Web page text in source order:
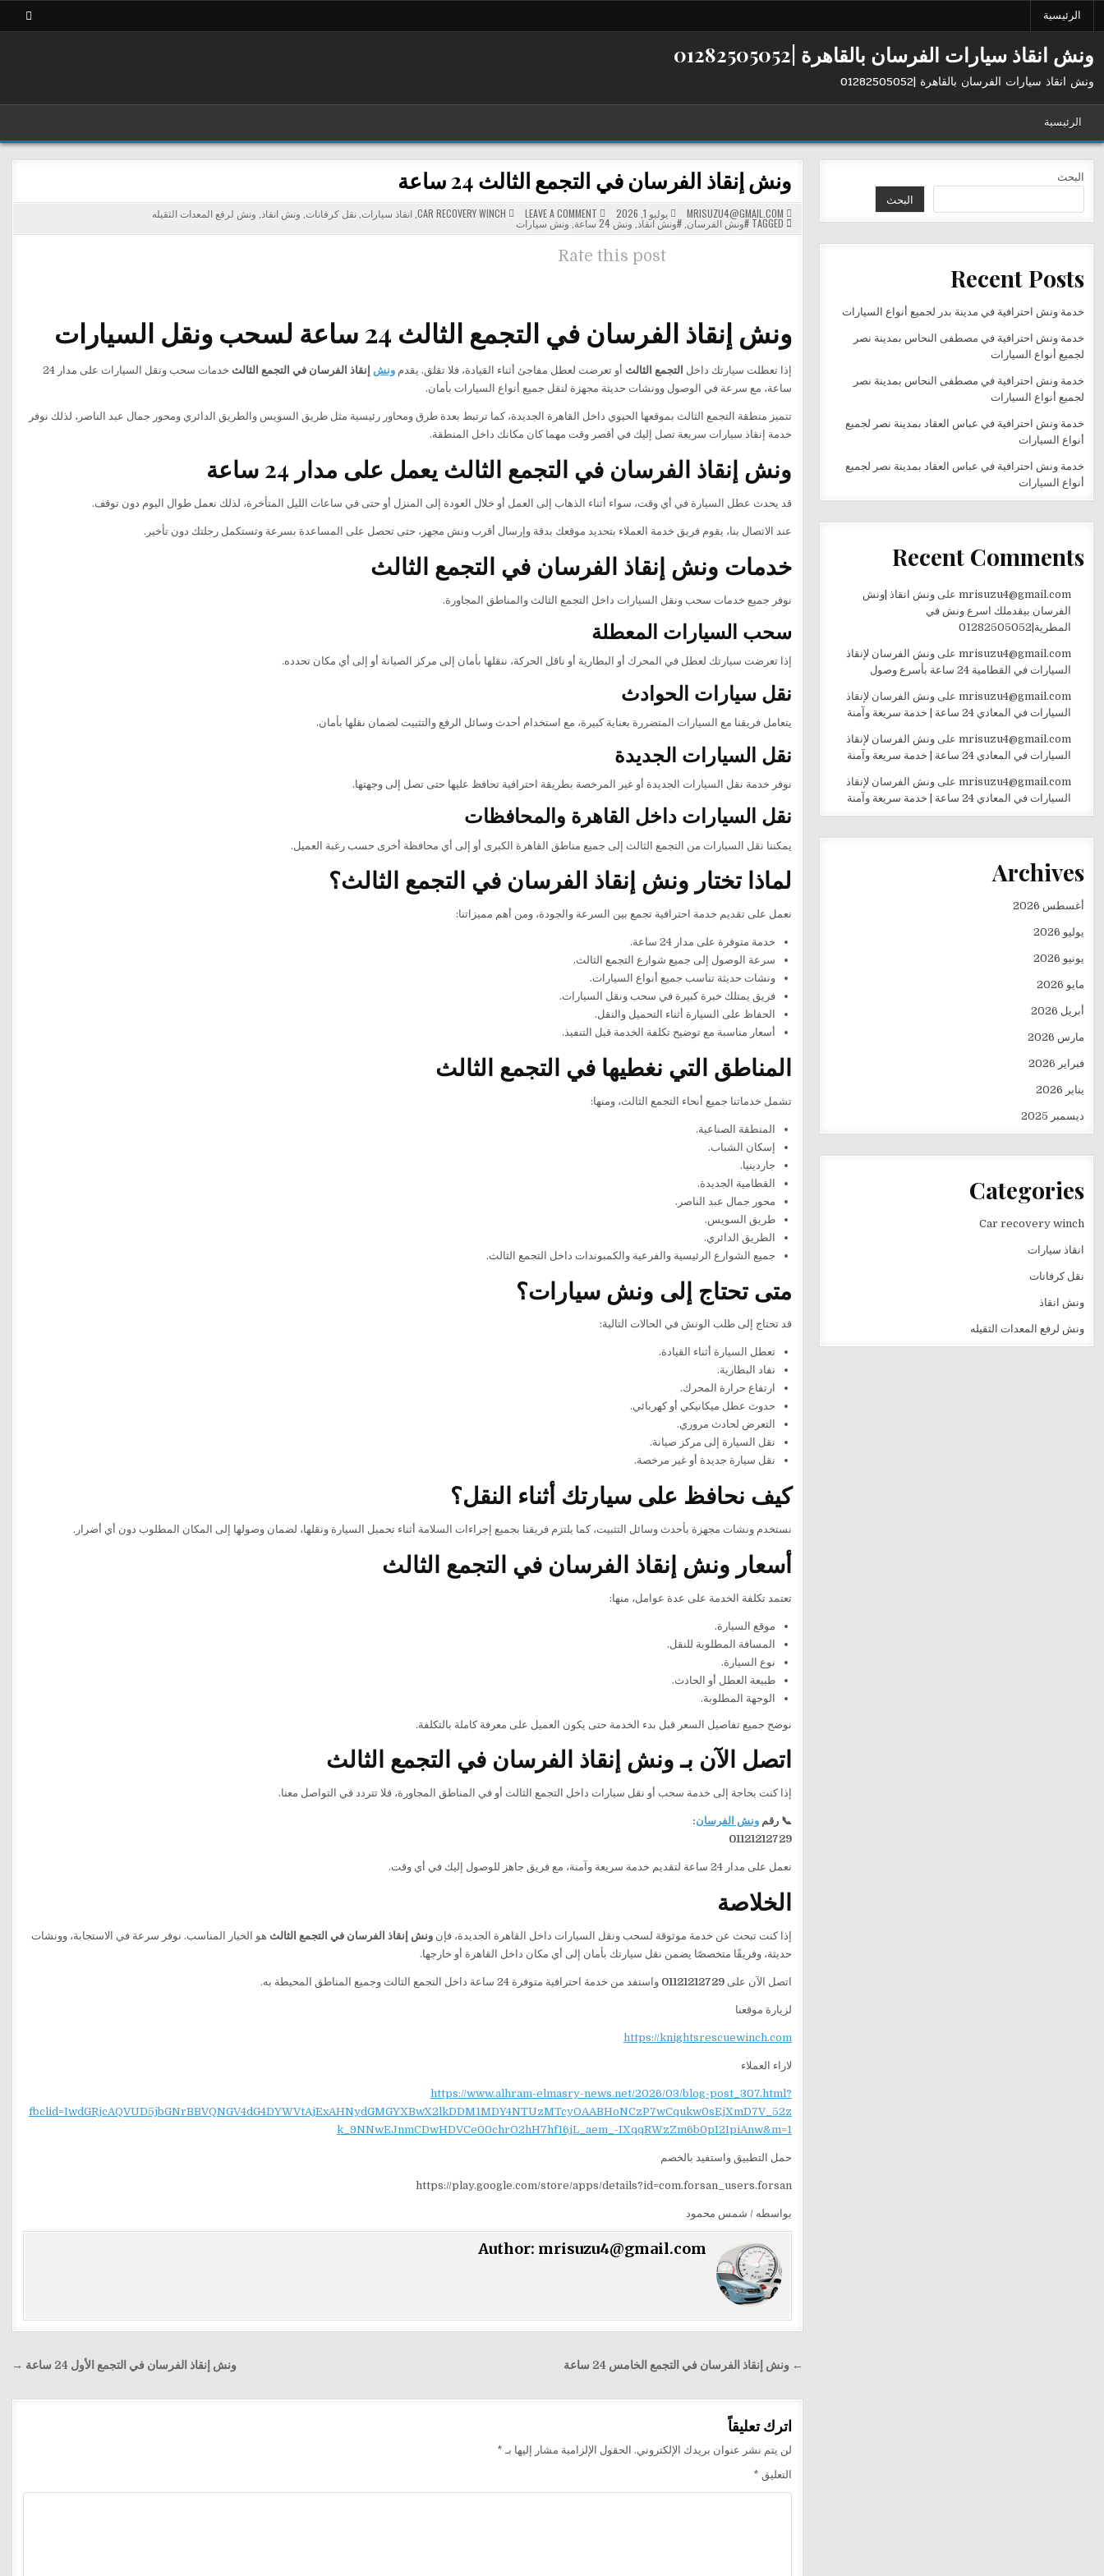
الرئيسية
ونش انقاذ سيارات الفرسان بالقاهرة |01282505052
ونش انقاذ سيارات الفرسان بالقاهرة |01282505052
الرئيسية
ونش إنقاذ الفرسان في التجمع الثالث 24 ساعة
MRISUZU4@GMAIL.COM يوليو 1, 2026 LEAVE A COMMENT
ON
ونش
إنقاذ
POSTED
IN
CAR RECOVERY WINCH
,انقاذ سيارات ,نقل كرفانات ونش انقاذ ونش لرفع المعدات الثقيله
#ونش الفرسان ,#ونش انقاذ ونش 24 ساعة ونش سيارات
Rate this post
ونش إنقاذ الفرسان في التجمع الثالث 24 ساعة لسحب ونقل السيارات
إذا تعطلت سيارتك داخل التجمع الثالث أو تعرضت لعطل مفاجئ أثناء القيادة، فلا تقلق. يقدمونش إنقاذ الفرسان في التجمع الثالث
خدمات سحب ونقل السيارات على مدار 24
ساعة، مع سرعة في الوصول وونشات حديثة مجهزة لنقل جميع أنواع السيارات بأمان.
تتميز منطقة التجمع الثالث بموقعها الحيوي داخل القاهرة الجديدة، كما ترتبط بعدة طرق ومحاور رئيسية مثل طريق السويس والطريق الدائري ومحور جمال عبد الناصر، لذلك نوفر
خدمة إنقاذ سيارات سريعة تصل إليك في أقصر وقت مهما كان مكانك داخل المنطقة.
ونش إنقاذ الفرسان في التجمع الثالث يعمل على مدار 24 ساعة
قد يحدث عطل السيارة في أي وقت، سواء أثناء الذهاب إلى العمل أو خلال العودة إلى المنزل أو حتى في ساعات الليل المتأخرة، لذلك نعمل طوال اليوم دون توقف.
عند الاتصال بنا، يقوم فريق خدمة العملاء بتحديد موقعك بدقة وإرسال أقرب ونش مجهز، حتى تحصل على المساعدة بسرعة وتستكمل رحلتك دون تأخير.
خدمات ونش إنقاذ الفرسان في التجمع الثالث
نوفر جميع خدمات سحب ونقل السيارات داخل التجمع الثالث والمناطق المجاورة.
سحب السيارات المعطلة
إذا تعرضت سيارتك لعطل في المحرك أو البطارية أو ناقل الحركة، ننقلها بأمان إلى مركز الصيانة أو إلى أي مكان تحدده.
نقل سيارات الحوادث
يتعامل فريقنا مع السيارات المتضررة بعناية كبيرة، مع استخدام أحدث وسائل الرفع والتثبيت لضمان نقلها بأمان.
نقل السيارات الجديدة
نوفر خدمة نقل السيارات الجديدة أو غير المرخصة بطريقة احترافية تحافظ عليها حتى تصل إلى وجهتها.
نقل السيارات داخل القاهرة والمحافظات
يمكننا نقل السيارات من التجمع الثالث إلى جميع مناطق القاهرة الكبرى أو إلى أي محافظة أخرى حسب رغبة العميل.
لماذا تختار ونش إنقاذ الفرسان في التجمع الثالث؟
نعمل على تقديم خدمة احترافية تجمع بين السرعة والجودة، ومن أهم مميزاتنا:
خدمة متوفرة على مدار 24 ساعة.
سرعة الوصول إلى جميع شوارع التجمع الثالث.
ونشات حديثة تناسب جميع أنواع السيارات.
فريق يمتلك خبرة كبيرة في سحب ونقل السيارات.
الحفاظ على السيارة أثناء التحميل والنقل.
أسعار مناسبة مع توضيح تكلفة الخدمة قبل التنفيذ.
المناطق التي نغطيها في التجمع الثالث
تشمل خدماتنا جميع أنحاء التجمع الثالث، ومنها:
المنطقة الصناعية.
إسكان الشباب.
جاردينيا.
القطامية الجديدة.
محور جمال عبد الناصر.
طريق السويس.
الطريق الدائري.
جميع الشوارع الرئيسية والفرعية والكمبوندات داخل التجمع الثالث.
متى تحتاج إلى ونش سيارات؟
قد تحتاج إلى طلب الونش في الحالات التالية:
تعطل السيارة أثناء القيادة.
نفاد البطارية.
ارتفاع حرارة المحرك.
حدوث عطل ميكانيكي أو كهربائي.
التعرض لحادث مروري.
نقل السيارة إلى مركز صيانة.
نقل سيارة جديدة أو غير مرخصة.
كيف نحافظ على سيارتك أثناء النقل؟
نستخدم ونشات مجهزة بأحدث وسائل التثبيت، كما يلتزم فريقنا بجميع إجراءات السلامة أثناء تحميل السيارة ونقلها، لضمان وصولها إلى المكان المطلوب دون أي أضرار.
أسعار ونش إنقاذ الفرسان في التجمع الثالث
تعتمد تكلفة الخدمة على عدة عوامل، منها:
موقع السيارة.
المسافة المطلوبة للنقل.
نوع السيارة.
طبيعة العطل أو الحادث.
الوجهة المطلوبة.
نوضح جميع تفاصيل السعر قبل بدء الخدمة حتى يكون العميل على معرفة كاملة بالتكلفة.
اتصل الآن بـ ونش إنقاذ الفرسان في التجمع الثالث
إذا كنت بحاجة إلى خدمة سحب أو نقل سيارات داخل التجمع الثالث أو في المناطق المجاورة، فلا تتردد في التواصل معنا.
📞 رقمونش الفرسان:
01121212729
نعمل على مدار 24 ساعة لتقديم خدمة سريعة وآمنة، مع فريق جاهز للوصول إليك في أي وقت.
الخلاصة
إذا كنت تبحث عن خدمة موثوقة لسحب ونقل السيارات داخل القاهرة الجديدة، فإنونش إنقاذ الفرسان في التجمع الثالث هو الخيار المناسب. نوفر سرعة في الاستجابة، وونشات
حديثة، وفريقًا متخصصًا يضمن نقل سيارتك بأمان إلى أي مكان داخل القاهرة أو خارجها.
اتصل الآن على01121212729 واستفد من خدمة احترافية متوفرة 24 ساعة داخل التجمع الثالث وجميع المناطق المحيطة به.
لزيارة موقعنا
https://knightsrescuewinch.com
لاراء العملاء
https://www.alhram-elmasry-news.net/2026/03/blog-post_307.html?
fbclid=IwdGRjcAQVUD5jbGNrBBVQNGV4dG4DYWVtAjExAHNydGMGYXBwX2lkDDM1MDY4NTUzMTcyOAABHoNCzP7wCqukw0sEjXmD7V_52z
k_9NNwEJnmCDwHDVCe00chrO2hH7hf16jL_aem_-IXqqRWzZm6b0pI2IpiAnw&m=1
حمل التطبيق واستفيد بالخصم
https://play.google.com/store/apps/details?id=com.forsan_users.forsan
بواسطه / شمس محمود
Author: mrisuzu4@gmail.com
تصفّح ونش إنقاذ الفرسان في التجمع الأول 24 ساعة → ← ونش إنقاذ الفرسان في التجمع الخامس 24 ساعة
اترك تعليقاً
لن يتم نشر عنوان بريدك الإلكتروني. الحقول الإلزامية مشار إليها بـ *
التعليق *
البحث
البحث
Recent Posts
خدمة ونش احترافية في مدينة بدر لجميع أنواع السيارات
خدمة ونش احترافية في مصطفى النحاس بمدينة نصر
لجميع أنواع السيارات
خدمة ونش احترافية في مصطفى النحاس بمدينة نصر
لجميع أنواع السيارات
خدمة ونش احترافية في عباس العقاد بمدينة نصر لجميع
أنواع السيارات
خدمة ونش احترافية في عباس العقاد بمدينة نصر لجميع
أنواع السيارات
Recent Comments
mrisuzu4@gmail.comعلى ونش انقاذ |ونش
الفرسان بيقدملك اسرع ونش في
المطرية|01282505052
mrisuzu4@gmail.comعلى ونش الفرسان لإنقاذ
السيارات في القطامية 24 ساعة بأسرع وصول
mrisuzu4@gmail.comعلى ونش الفرسان لإنقاذ
السيارات في المعادي 24 ساعة | خدمة سريعة وآمنة
mrisuzu4@gmail.comعلى ونش الفرسان لإنقاذ
السيارات في المعادي 24 ساعة | خدمة سريعة وآمنة
mrisuzu4@gmail.comعلى ونش الفرسان لإنقاذ
السيارات في المعادي 24 ساعة | خدمة سريعة وآمنة
Archives
أغسطس 2026
يوليو 2026
يونيو 2026
مايو 2026
أبريل 2026
مارس 2026
فبراير 2026
يناير 2026
ديسمبر 2025
Categories
Car recovery winch
انقاذ سيارات
نقل كرفانات
ونش انقاذ
ونش لرفع المعدات الثقيله